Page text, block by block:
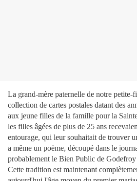
La grand-mère paternelle de notre petite-
collection de cartes postales datant des
aux jeune filles de la famille pour la
les filles âgées de plus de 25 ans
entourage, qui leur souhaitait de trouver
a même un poème, découpé dans le
probablement le Bien Public de
Cette tradition est maintenant